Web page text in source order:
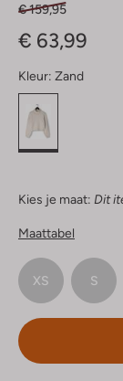
€ 159,95
€ 63,99
Kleur: Zand
Kies je maat: Dit
Maattabel
XS S